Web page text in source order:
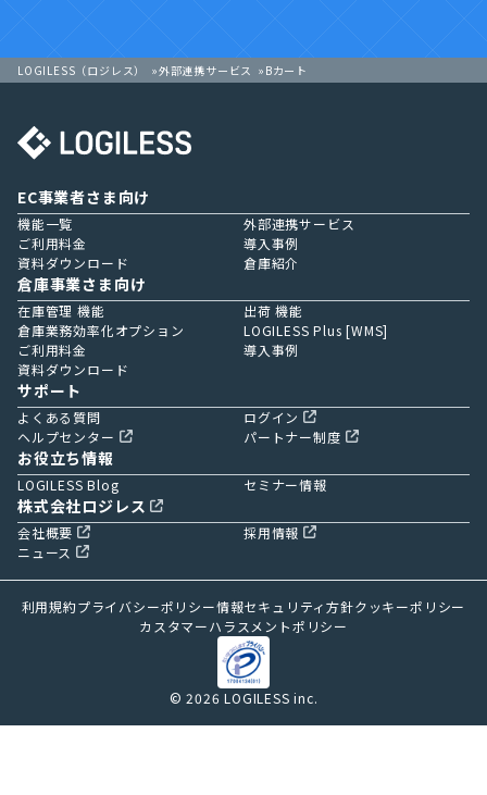
LOGILESS（ロジレス） 外部連携サービス Bカート
EC事業者さま向け
機能一覧
外部連携サービス
ご利用料金
導入事例
資料ダウンロード
倉庫紹介
倉庫事業さま向け
在庫管理 機能
出荷 機能
倉庫業務効率化オプション
LOGILESS Plus [WMS]
ご利用料金
導入事例
資料ダウンロード
サポート
よくある質問
ログイン
ヘルプセンター
パートナー制度
お役立ち情報
LOGILESS Blog セミナー情報
株式会社ロジレス
会社概要
採用情報
ニュース
利用規約プライバシーポリシー情報セキュリティ方針クッキーポリシー
カスタマーハラスメントポリシー
© 2026 LOGILESS inc.